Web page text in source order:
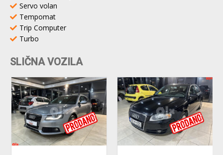
Servo volan
Tempomat
Trip Computer
Turbo
SLIČNA VOZILA